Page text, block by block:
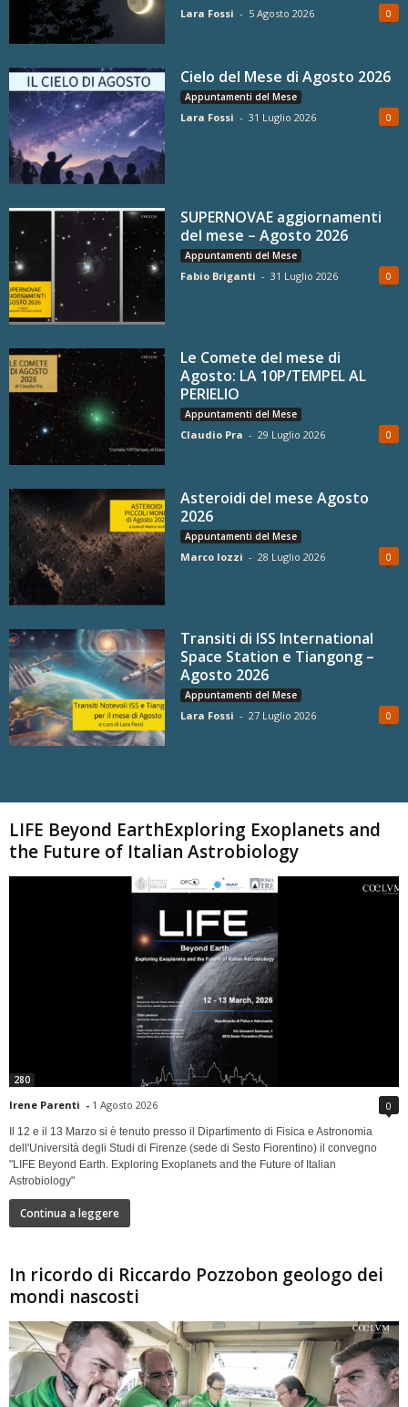
Lara Fossi - 5 Agosto 2026 0
Cielo del Mese di Agosto 2026
Appuntamenti del Mese
Lara Fossi - 31 Luglio 2026 0
SUPERNOVAE aggiornamenti
del mese – Agosto 2026
Appuntamenti del Mese
Fabio Briganti - 31 Luglio 2026 0
Le Comete del mese di
Agosto: LA 10P/TEMPEL AL
PERIELIO
Appuntamenti del Mese
Claudio Pra - 29 Luglio 2026 0
Asteroidi del mese Agosto
2026
Appuntamenti del Mese
Marco Iozzi - 28 Luglio 2026 0
Transiti di ISS International
Space Station e Tiangong –
Agosto 2026
Appuntamenti del Mese
Lara Fossi - 27 Luglio 2026 0
LIFE Beyond EarthExploring Exoplanets and
the Future of Italian Astrobiology
280
Irene Parenti - 1 Agosto 2026 0
Il 12 e il 13 Marzo si è tenuto presso il Dipartimento di Fisica e Astronomia
dell'Università degli Studi di Firenze (sede di Sesto Fiorentino) il convegno
"LIFE Beyond Earth. Exploring Exoplanets and the Future of Italian
Astrobiology"
Continua a leggere
In ricordo di Riccardo Pozzobon geologo dei
mondi nascosti